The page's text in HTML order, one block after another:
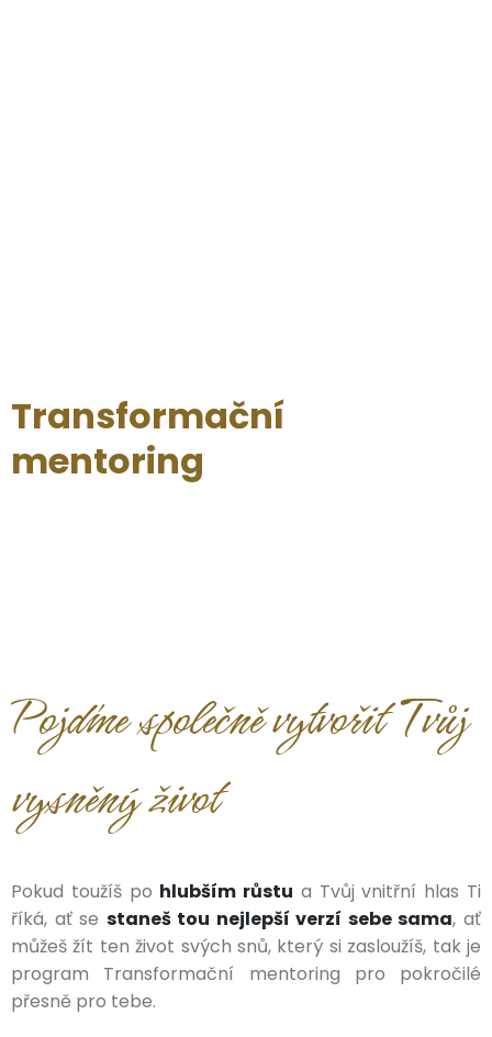
Transformační
mentoring
Pojďme společně vytvořit Tvůj
vysněný život
Pokud toužíš po hlubším růstu a Tvůj vnitřní hlas Ti
říká, ať se staneš tou nejlepší verzí sebe sama, ať
můžeš žít ten život svých snů, který si zasloužíš, tak je
program Transformační mentoring pro pokročilé
přesně pro tebe.